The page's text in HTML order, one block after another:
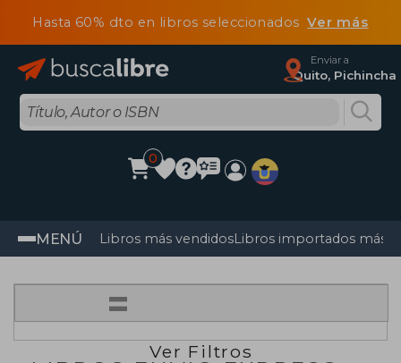
Hasta 60% dto en libros seleccionadosVer más
Enviar a
Quito, Pichincha
0
MENÚ Libros más vendidosLibros importados más
=
Ver Filtros